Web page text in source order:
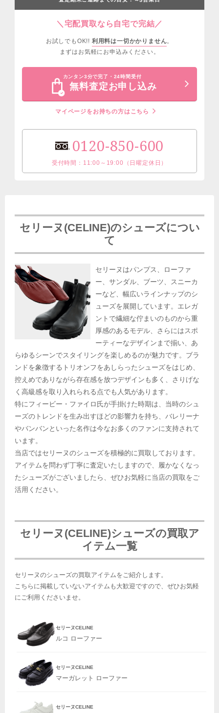
＼宅配買取なら自宅で完結／
お試しでもOK!! 利用料は一切かかりません。
まずはお気軽にお申込みください。
カンタン3分で完了・24時間受付
無料査定お申し込み
マイページをお持ちの方はこちら
0120-850-600
受付時間：11:00～19:00（日曜定休日）
セリーヌ(CELINE)のシューズについ
て
セリーヌはパンプス、ローファ
ー、サンダル、ブーツ、スニーカ
ーなど、幅広いラインナップのシ
ューズを展開しています。エレガ
ントで繊細な佇まいのものから重
厚感のあるモデル、さらにはスポ
ーティーなデザインまで揃い、あ
らゆるシーンでスタイリングを楽しめるのが魅力です。ブラ
ンドを象徴するトリオンフをあしらったシューズをはじめ、
控えめでありながら存在感を放つデザインも多く、さりげな
く高級感を取り入れられる点でも人気があります。
特にフィービー・ファイロ氏が手掛けた時期は、当時のシュ
ーズのトレンドを生み出すほどの影響力を持ち、バレリーナ
やバンバンといった名作は今なお多くのファンに支持されて
います。
当店ではセリーヌのシューズを積極的に買取しております。
アイテムを問わず丁寧に査定いたしますので、履かなくなっ
たシューズがございましたら、ぜひお気軽に当店の買取をご
活用ください。
セリーヌ(CELINE)シューズの買取ア
イテム一覧
セリーヌのシューズの買取アイテムをご紹介します。
こちらに掲載していないアイテムも大歓迎ですので、ぜひお気軽
にご利用くださいませ。
セリーヌCELINE
ルコ ローファー
セリーヌCELINE
マーガレット ローファー
セリーヌCELINE